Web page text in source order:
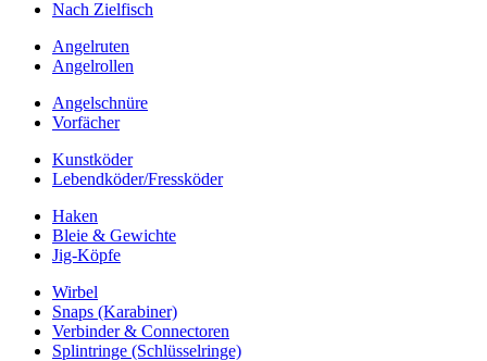
Nach Zielfisch
Angelruten
Angelrollen
Angelschnüre
Vorfächer
Kunstköder
Lebendköder/Fressköder
Haken
Bleie & Gewichte
Jig-Köpfe
Wirbel
Snaps (Karabiner)
Verbinder & Connectoren
Splintringe (Schlüsselringe)